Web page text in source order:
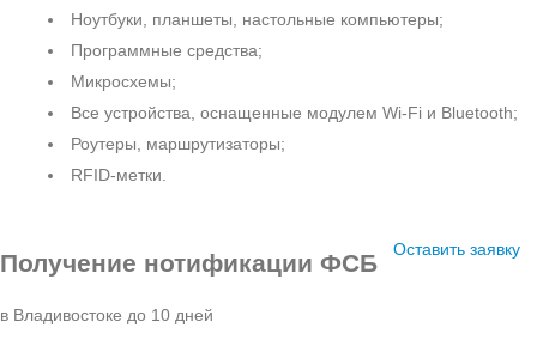
Ноутбуки, планшеты, настольные компьютеры;
Программные средства;
Микросхемы;
Все устройства, оснащенные модулем Wi-Fi и Bluetooth;
Роутеры, маршрутизаторы;
RFID-метки.
Получение нотификации ФСБ
в Владивостоке до 10 дней
Оставить заявку